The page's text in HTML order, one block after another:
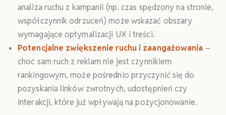
analiza ruchu z kampanii (np. czas spędzony na stronie,
współczynnik odrzuceń) może wskazać obszary
wymagające optymalizacji UX i treści.
Potencjalne zwiększenie ruchu i zaangażowania –
choć sam ruch z reklam nie jest czynnikiem
rankingowym, może pośrednio przyczynić się do
pozyskania linków zwrotnych, udostępnień czy
interakcji, które już wpływają na pozycjonowanie.